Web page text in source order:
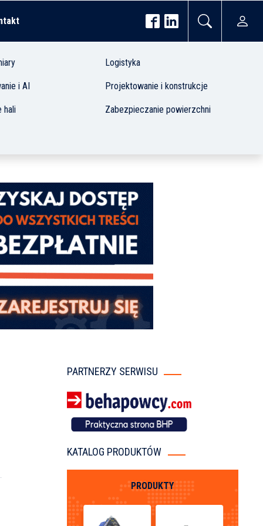
Logistyka
i AI Projektowanie i konstrukcje
hali Zabezpieczanie powierzchni
PARTNERZY SERWISU
KATALOG PRODUKTÓW
PRODUKTY